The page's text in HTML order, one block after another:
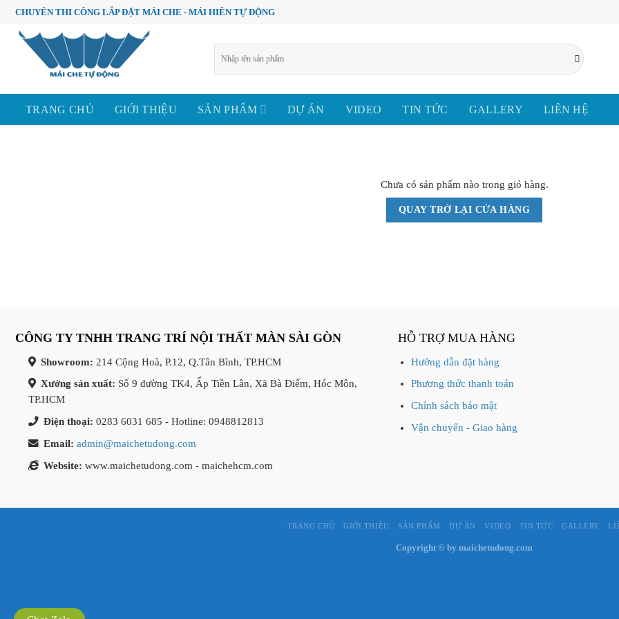
Skip
content
CHUYÊN THI CÔNG LẮP ĐẶT MÁI CHE - MÁI HIÊN TỰ ĐỘNG
kiếm:
TRANG CHỦ GIỚI THIỆU SẢN PHẨM DỰ ÁN VIDEO TIN TỨC GALLERY LIÊN HỆ
Chưa có sản phẩm nào trong giỏ hàng.
QUAY TRỞ LẠI CỬA HÀNG
CÔNG TY TNHH TRANG TRÍ NỘI THẤT MÀN SÀI GÒN
Showroom: 214 Cộng Hoà, P.12, Q.Tân Bình, TP.HCM
Xưởng sản xuất: Số 9 đường TK4, Ấp Tiền Lân, Xã Bà Điểm, Hóc Môn,
TP.HCM
Điện thoại: 0283 6031 685 - Hotline: 0948812813
Email: admin@maichetudong.com
Website: www.maichetudong.com - maichehcm.com
HỖ TRỢ MUA HÀNG
Hướng dẫn đặt hàng
Phương thức thanh toán
Chính sách bảo mật
Vận chuyển - Giao hàng
TRANG CHỦ GIỚI THIỆU SẢN PHẨM DỰ ÁN VIDEO TIN TỨC GALLERY
Copyright © by maichetudong.com